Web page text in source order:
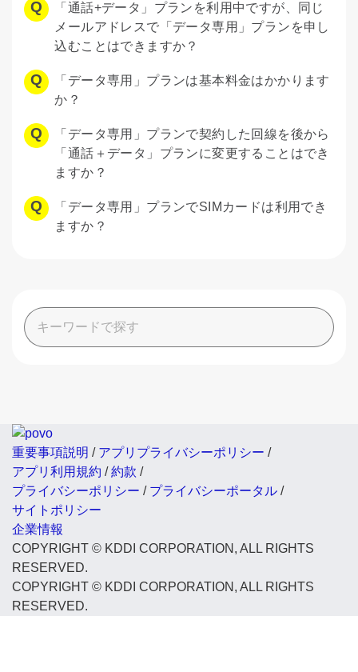
「通話+データ」プランを利用中ですが、同じ
メールアドレスで「データ専用」プランを申し
込むことはできますか？
「データ専用」プランは基本料金はかかります
か？
「データ専用」プランで契約した回線を後から
「通話＋データ」プランに変更することはでき
ますか？
「データ専用」プランでSIMカードは利用でき
ますか？
重要事項説明 / アプリプライバシーポリシー /
アプリ利用規約 /約款 /
プライバシーポリシー / プライバシーポータル /
サイトポリシー
企業情報
COPYRIGHT © KDDI CORPORATION, ALL RIGHTS
RESERVED.
COPYRIGHT © KDDI CORPORATION, ALL RIGHTS
RESERVED.